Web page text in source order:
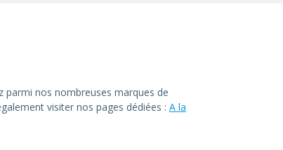
parmi nos nombreuses marques de
visiter nos pages dédiées : A la